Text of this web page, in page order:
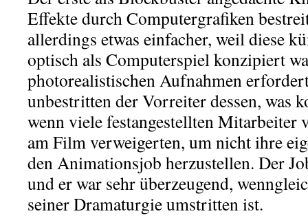
Effekte durch Computergrafiken
allerdings etwas einfacher, weil diese
optisch als Computerspiel konzipiert
photorealistischen Aufnahmen
unbestritten der Vorreiter dessen, was
wenn viele festangestellten Mitarbeiter
am Film verweigerten, um nicht ihre
den Animationsjob herzustellen. Der
und er war sehr überzeugend,
seiner Dramaturgie umstritten ist.